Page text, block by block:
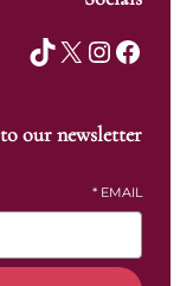
Facebook
Instagram
X
TikTok
our newsletter
EMAIL
*